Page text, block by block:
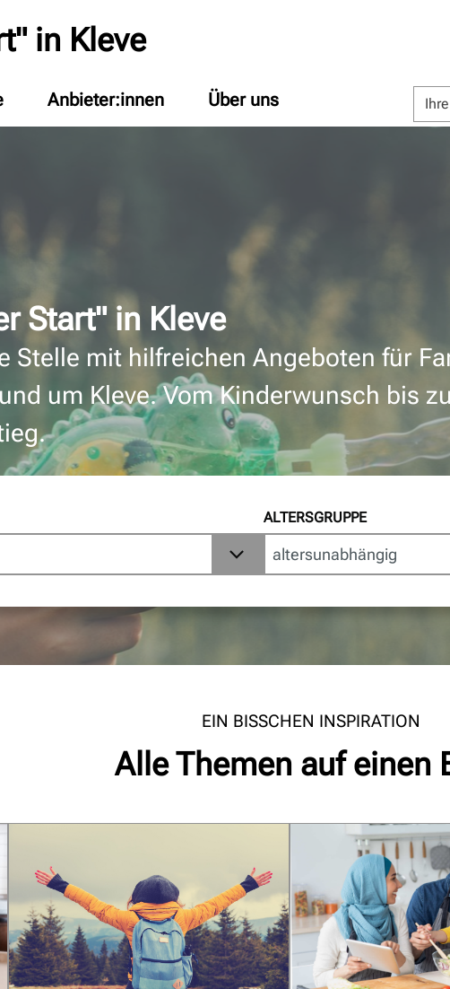
in Kleve
Anbieter:innen Über uns
Start" in Kleve
Stelle mit hilfreichen Angeboten für
um Kleve. Vom Kinderwunsch bis
ALTERSGRUPPE
EIN BISSCHEN INSPIRATION
Alle Themen auf einen